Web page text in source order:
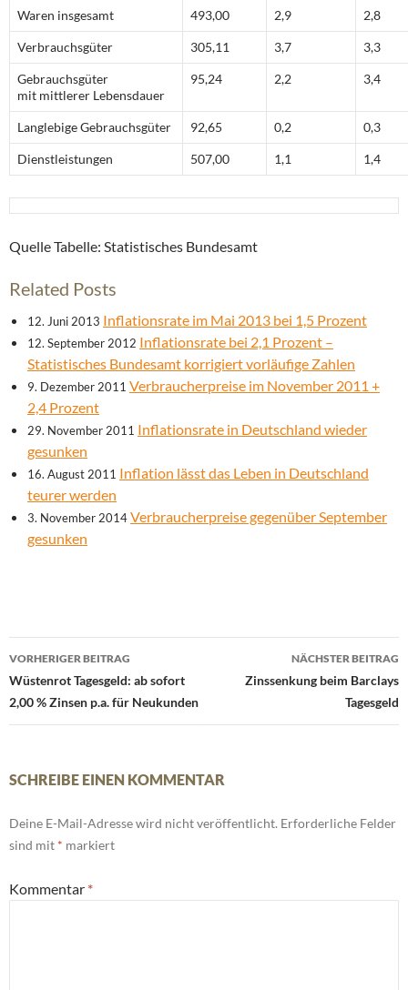
Waren insgesamt 493,00 2,9 2,8
Verbrauchsgüter 305,11 3,7 3,3
Gebrauchsgüter
mit mittlerer Lebensdauer
95,24 2,2 3,4
Langlebige Gebrauchsgüter 92,65 0,2 0,3
Dienstleistungen 507,00 1,1 1,4
Quelle Tabelle: Statistisches Bundesamt
Related Posts
12. Juni 2013 Inflationsrate im Mai 2013 bei 1,5 Prozent
12. September 2012 Inflationsrate bei 2,1 Prozent –
Statistisches Bundesamt korrigiert vorläufige Zahlen
9. Dezember 2011 Verbraucherpreise im November 2011 +
2,4 Prozent
29. November 2011 Inflationsrate in Deutschland wieder
gesunken
16. August 2011 Inflation lässt das Leben in Deutschland
teurer werden
3. November 2014Verbraucherpreise gegenüber September
gesunken
Beitrags-
Navigation
VORHERIGER BEITRAG
Wüstenrot Tagesgeld: ab sofort
2,00 % Zinsen p.a. für Neukunden
NÄCHSTER BEITRAG
Zinssenkung beim Barclays
Tagesgeld
SCHREIBE EINEN KOMMENTAR
Deine E-Mail-Adresse wird nicht veröffentlicht. Erforderliche Felder
sind mit * markiert
Kommentar *